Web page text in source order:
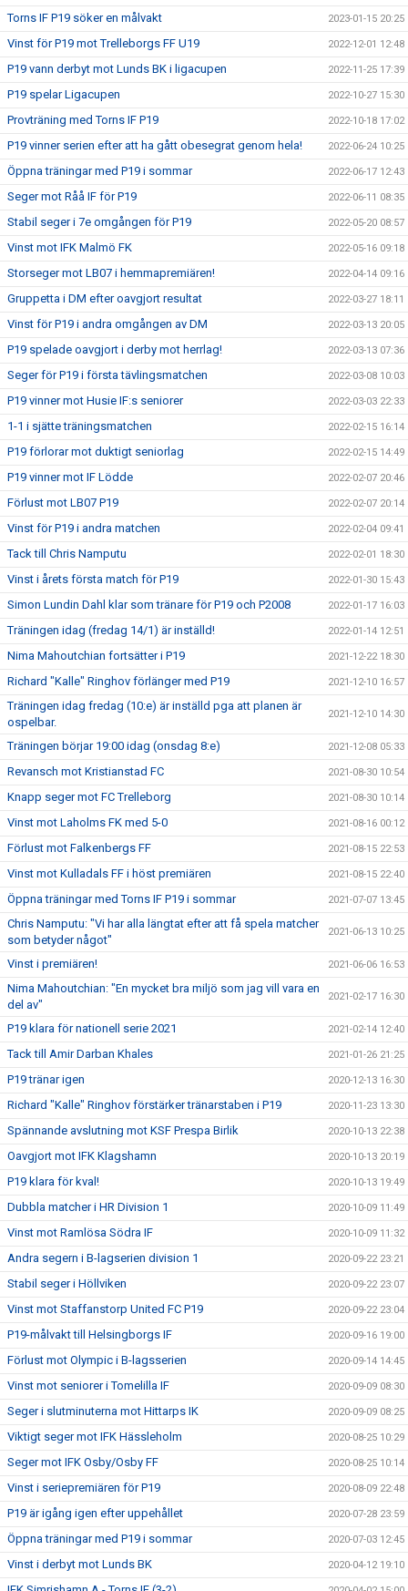
Torns IF P19 söker en målvakt 2023-01-15 20:25
Vinst för P19 mot Trelleborgs FF U19 2022-12-01 12:48
P19 vann derbyt mot Lunds BK i ligacupen 2022-11-25 17:39
P19 spelar Ligacupen 2022-10-27 15:30
Provträning med Torns IF P19 2022-10-18 17:02
P19 vinner serien efter att ha gått obesegrat genom hela! 2022-06-24 10:25
Öppna träningar med P19 i sommar 2022-06-17 12:43
Seger mot Råå IF för P19 2022-06-11 08:35
Stabil seger i 7e omgången för P19 2022-05-20 08:57
Vinst mot IFK Malmö FK 2022-05-16 09:18
Storseger mot LB07 i hemmapremiären! 2022-04-14 09:16
Gruppetta i DM efter oavgjort resultat 2022-03-27 18:11
Vinst för P19 i andra omgången av DM 2022-03-13 20:05
P19 spelade oavgjort i derby mot herrlag! 2022-03-13 07:36
Seger för P19 i första tävlingsmatchen 2022-03-08 10:03
P19 vinner mot Husie IF:s seniorer 2022-03-03 22:33
1-1 i sjätte träningsmatchen 2022-02-15 16:14
P19 förlorar mot duktigt seniorlag 2022-02-15 14:49
P19 vinner mot IF Lödde 2022-02-07 20:46
Förlust mot LB07 P19 2022-02-07 20:14
Vinst för P19 i andra matchen 2022-02-04 09:41
Tack till Chris Namputu 2022-02-01 18:30
Vinst i årets första match för P19 2022-01-30 15:43
Simon Lundin Dahl klar som tränare för P19 och P2008 2022-01-17 16:03
Träningen idag (fredag 14/1) är inställd! 2022-01-14 12:51
Nima Mahoutchian fortsätter i P19 2021-12-22 18:30
Richard "Kalle" Ringhov förlänger med P19 2021-12-10 16:57
Träningen idag fredag (10:e) är inställd pga att planen är
ospelbar.
2021-12-10 14:30
Träningen börjar 19:00 idag (onsdag 8:e) 2021-12-08 05:33
Revansch mot Kristianstad FC 2021-08-30 10:54
Knapp seger mot FC Trelleborg 2021-08-30 10:14
Vinst mot Laholms FK med 5-0 2021-08-16 00:12
Förlust mot Falkenbergs FF 2021-08-15 22:53
Vinst mot Kulladals FF i höst premiären 2021-08-15 22:40
Öppna träningar med Torns IF P19 i sommar 2021-07-07 13:45
Chris Namputu: "Vi har alla längtat efter att få spela matcher
som betyder något"
2021-06-13 10:25
Vinst i premiären! 2021-06-06 16:53
Nima Mahoutchian: "En mycket bra miljö som jag vill vara en
del av"
2021-02-17 16:30
P19 klara för nationell serie 2021 2021-02-14 12:40
Tack till Amir Darban Khales 2021-01-26 21:25
P19 tränar igen 2020-12-13 16:30
Richard "Kalle" Ringhov förstärker tränarstaben i P19 2020-11-23 13:30
Spännande avslutning mot KSF Prespa Birlik 2020-10-13 22:38
Oavgjort mot IFK Klagshamn 2020-10-13 20:19
P19 klara för kval! 2020-10-13 19:49
Dubbla matcher i HR Division 1 2020-10-09 11:49
Vinst mot Ramlösa Södra IF 2020-10-09 11:32
Andra segern i B-lagserien division 1 2020-09-22 23:21
Stabil seger i Höllviken 2020-09-22 23:07
Vinst mot Staffanstorp United FC P19 2020-09-22 23:04
P19-målvakt till Helsingborgs IF 2020-09-16 19:00
Förlust mot Olympic i B-lagsserien 2020-09-14 14:45
Vinst mot seniorer i Tomelilla IF 2020-09-09 08:30
Seger i slutminuterna mot Hittarps IK 2020-09-09 08:25
Viktigt seger mot IFK Hässleholm 2020-08-25 10:29
Seger mot IFK Osby/Osby FF 2020-08-25 10:14
Vinst i seriepremiären för P19 2020-08-09 22:48
P19 är igång igen efter uppehållet 2020-07-28 23:59
Öppna träningar med P19 i sommar 2020-07-03 12:45
Vinst i derbyt mot Lunds BK 2020-04-12 19:10